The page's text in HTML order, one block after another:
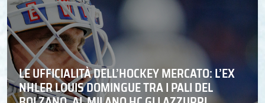
LE UFFICIALITÀ DELL’HOCKEY MERCATO: L’EX
NHLER LOUIS DOMINGUE TRA I PALI DEL